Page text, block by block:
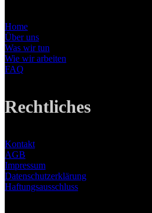
Home
Über uns
Was wir tun
Wie wir arbeiten
FAQ
Rechtliches
Kontakt
AGB
Impressum
Datenschutzerklärung
Haftungsausschluss